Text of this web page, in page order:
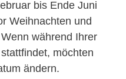
bis Ende Juni
Weihnachten und
während Ihrer
möchten
ändern.